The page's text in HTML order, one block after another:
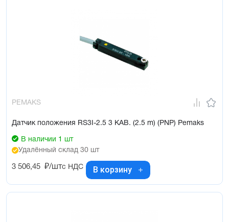
PEMAKS
Датчик положения RS3I-2.5 3 KAB. (2.5 m) (PNP) Pemaks
В наличии 1 шт
Удалённый склад 30 шт
3 506,45 ₽/штс НДС В корзину